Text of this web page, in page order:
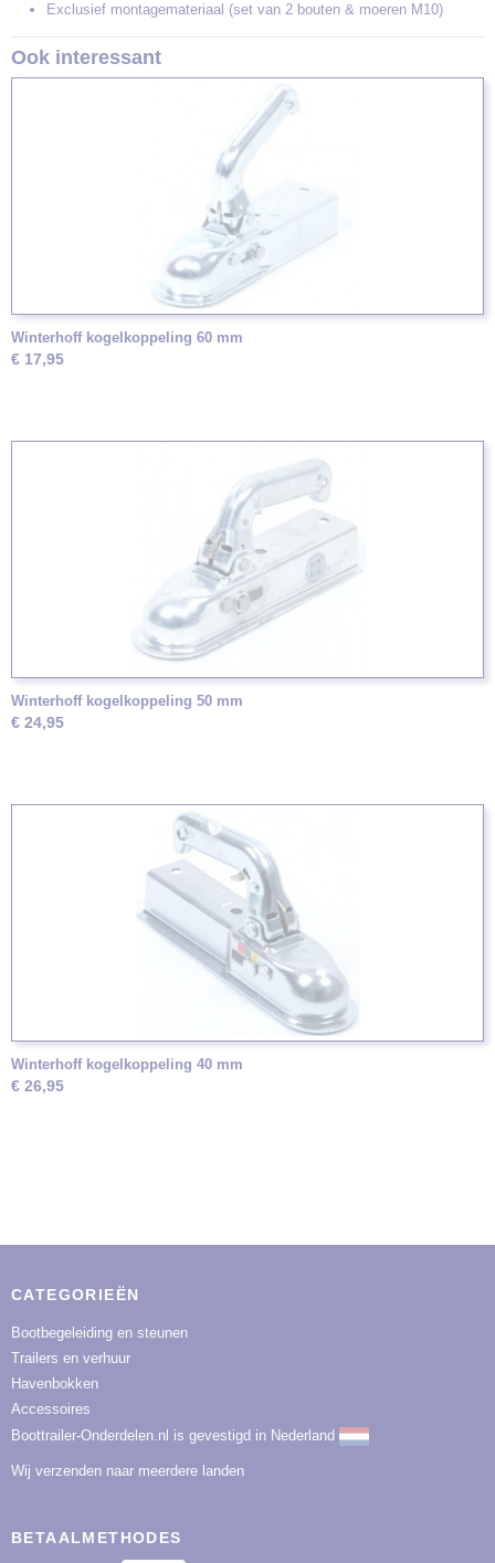
Exclusief montagemateriaal (set van 2 bouten & moeren M10)
Ook interessant
Winterhoff kogelkoppeling 60 mm
€ 17,95
Winterhoff kogelkoppeling 50 mm
€ 24,95
Winterhoff kogelkoppeling 40 mm
€ 26,95
CATEGORIEËN
Bootbegeleiding en steunen
Trailers en verhuur
Havenbokken
Accessoires
Boottrailer-Onderdelen.nl is gevestigd in Nederland
Wij verzenden naar meerdere landen
BETAALMETHODES